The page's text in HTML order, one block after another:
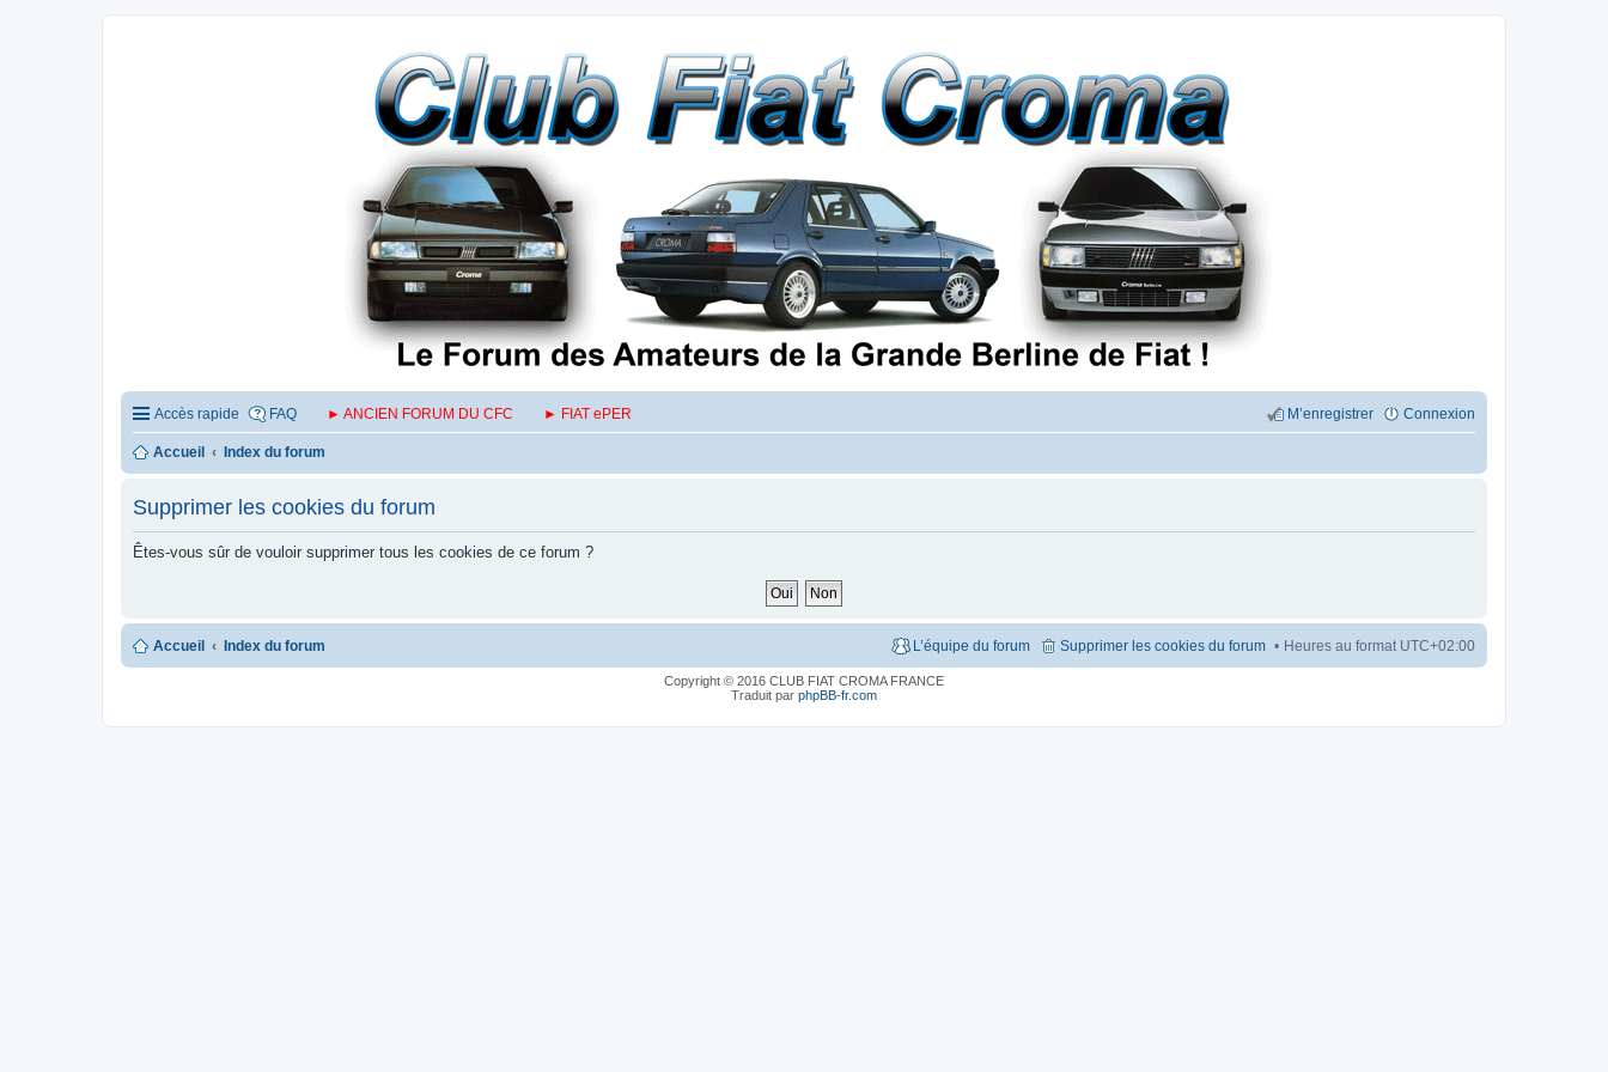
Accès rapide FAQ ► ANCIEN FORUM DU CFC ► FIAT ePER Connexion
M’enregistrer
Accueil Index du forum
Supprimer les cookies du forum
Êtes-vous sûr de vouloir supprimer tous les cookies de ce forum ?
Accueil Index du forum Heures au format UTC+02:00
Supprimer les cookies du forum
L’équipe du forum
Copyright © 2016 CLUB FIAT CROMA FRANCE
Traduit par phpBB-fr.com